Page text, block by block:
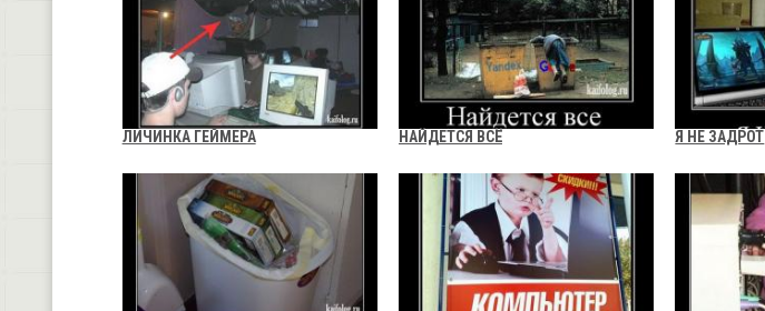
ЛИЧИНКА ГЕЙМЕРА НАЙДЕТСЯ ВСЁ Я НЕ ЗАДРОТ